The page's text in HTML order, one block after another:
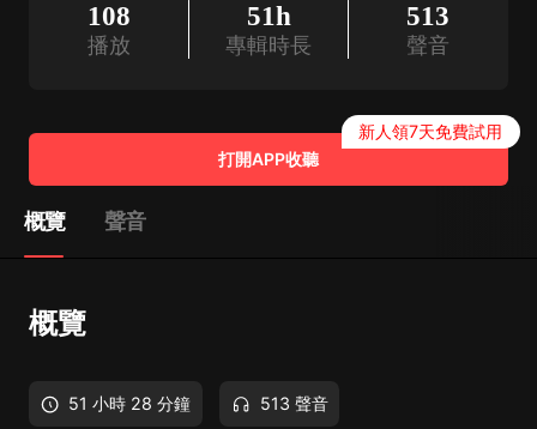
108
播放
51h
專輯時長
513
聲音
打開APP收聽
新人領7天免費試用
概覽 聲音
概覽
51 小時 28 分鐘 513 聲音